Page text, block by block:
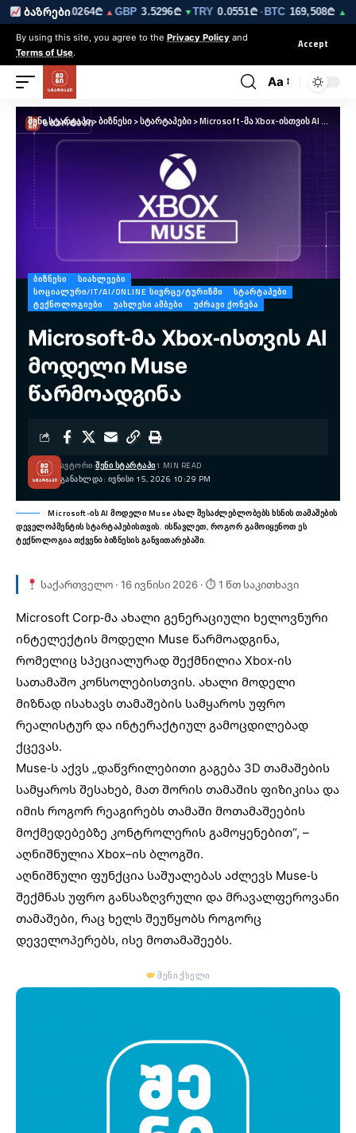
ბაზრები
▼EUR3.0264₾▲GBP3.5296₾▼TRY0.0551₾·BTC169,508₾▲
By using this site, you agree to the Privacy Policy and
Terms of Use.
Accept
Aa
შენი სტარტაპი>ბიზნესი>სტარტაპები>Microsoft-მა Xbox-ისთვის AI მოდელი Muse წარმოადგინა
ᲑᲘᲖᲜᲔᲡᲘ
ᲡᲘᲐᲮᲚᲔᲔᲑᲘ
ᲡᲝᲪᲘᲐᲚᲣᲠᲘ/IT/AI/ONLINE ᲡᲘᲕᲠᲪᲔ/ᲢᲣᲠᲘᲖᲛᲘ
ᲡᲢᲐᲠᲢᲐᲞᲔᲑᲘ
ᲢᲔᲥᲜᲝᲚᲝᲒᲘᲔᲑᲘ
ᲣᲐᲮᲚᲔᲡᲘ ᲐᲛᲑᲔᲑᲘ ᲣᲫᲠᲐᲕᲘ ᲥᲝᲜᲔᲑᲐ
Microsoft-მა Xbox-ისთვის AI
მოდელი Muse
წარმოადგინა
ᲒᲐᲜᲐᲮᲚᲓᲐ: ᲘᲕᲜᲘᲡᲘ 15, 2026 10:29 PM
ᲐᲕᲢᲝᲠᲘ:ᲨᲔᲜᲘ ᲡᲢᲐᲠᲢᲐᲞᲘ1 MIN READ
Microsoft-ის AI მოდელი Muse ახალ შესაძლებლობებს ხსნის თამაშების
დეველოპმენტის სტარტაპებისთვის. ისწავლეთ, როგორ გამოიყენოთ ეს
ტექნოლოგია თქვენი ბიზნესის განვითარებაში.
საქართველო · 16 ივნისი 2026 · ⏱ 1 წთ საკითხავი
Microsoft Corp-მა ახალი გენერაციული ხელოვნური
ინტელექტის მოდელი Muse წარმოადგინა,
რომელიც სპეციალურად შექმნილია Xbox-ის
სათამაშო კონსოლებისთვის. ახალი მოდელი
მიზნად ისახავს თამაშების სამყაროს უფრო
რეალისტურ და ინტერაქტიულ გამოცდილებად
ქცევას.
Muse-ს აქვს „დაწვრილებითი გაგება 3D თამაშების
სამყაროს შესახებ, მათ შორის თამაშის ფიზიკისა და
იმის როგორ რეაგირებს თამაში მოთამაშეების
მოქმედებებზე კონტროლერის გამოყენებით“, –
აღნიშნულია Xbox–ის ბლოგში.
აღნიშნული ფუნქცია საშუალებას აძლევს Muse-ს
შექმნას უფრო განსაზღვრული და მრავალფეროვანი
თამაშები, რაც ხელს შეუწყობს როგორც
დეველოპერებს, ისე მოთამაშეებს.
შენი ქსელი